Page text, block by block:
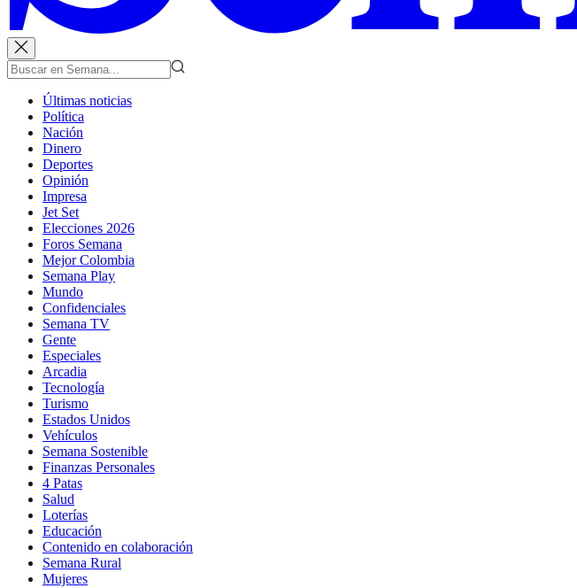
Últimas noticias
Política
Nación
Dinero
Deportes
Opinión
Impresa
Jet Set
Elecciones 2026
Foros Semana
Mejor Colombia
Semana Play
Mundo
Confidenciales
Semana TV
Gente
Especiales
Arcadia
Tecnología
Turismo
Estados Unidos
Vehículos
Semana Sostenible
Finanzas Personales
4 Patas
Salud
Loterías
Educación
Contenido en colaboración
Semana Rural
Mujeres